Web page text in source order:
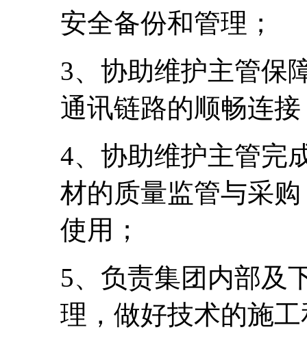
安全备份和管理；
3、协助维护主管保
通讯链路的顺畅连
4、协助维护主管完
材的质量监管与采
使用；
5、负责集团内部及
理，做好技术的施